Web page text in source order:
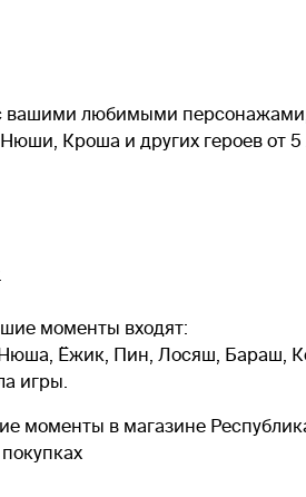
вашими любимыми
Кроша и других героев от 5
моменты входят:
Ёжик, Пин, Лосяш, Бараш,
игры.
моменты в магазине